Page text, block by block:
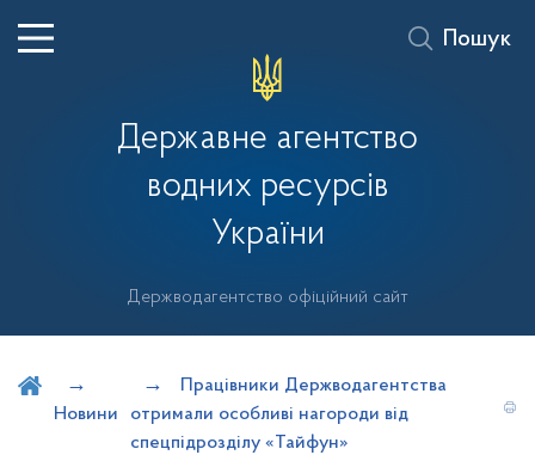
Державне агентство
водних ресурсів
України
Держводагентство офіційний сайт
Пошук
Новини
Працівники Держводагентства
отримали особливі нагороди від
спецпідрозділу «Тайфун»